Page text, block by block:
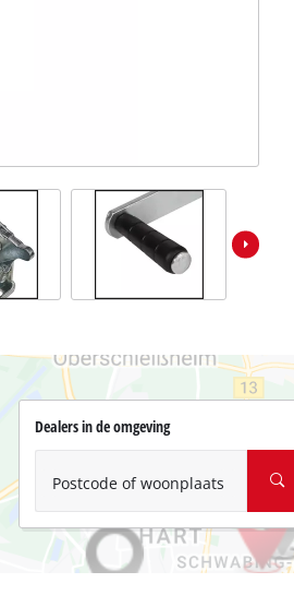
Dealers in de omgeving
Postcode of woonplaats